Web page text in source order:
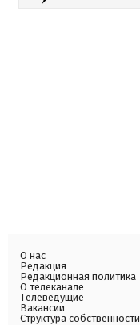
О нас
Редакция
Редакционная политика
О телеканале
Телеведущие
Вакансии
Структура собственности